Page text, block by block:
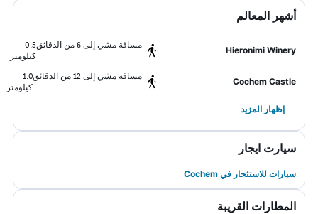
أشهر المعالم
Hieronimi Winery
مسافة مشي إلى 6 من الدقائق
0.5
كيلومتر
Cochem Castle
مسافة مشي إلى 12 من الدقائق
1.0
كيلومتر
إظهار المزيد
سيارت ايجار
سيارات للاستئجار في Cochem
المطارات القريبة